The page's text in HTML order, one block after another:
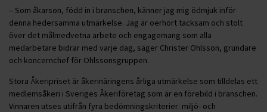
– Som åkarson, född in i branschen, känner jag mig ödmjuk inför
denna hedersamma utmärkelse. Jag är oerhört tacksam och stolt
över det målmedvetna arbete och engagemang som alla
medarbetare bidrar med varje dag, säger Christer Ohlsson, grundare
och koncernchef för Ohlssonsgruppen.
Stora Åkeripriset är åkerinäringens årliga utmärkelse som tilldelas ett
medlemsåkeri i Sveriges Åkeriföretag som är en förebild i branschen.
Vinnaren utses utifrån fyra bedömningskriterier: miljö- och